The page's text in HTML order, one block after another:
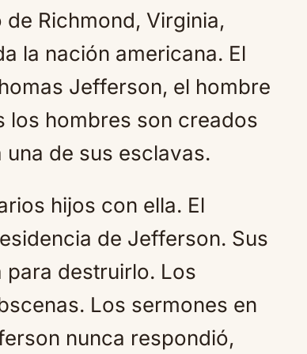
Richmond, Virginia,
la nación americana. El
Jefferson, el hombre
los hombres son creados
de sus esclavas.
hijos con ella. El
de Jefferson. Sus
destruirlo. Los
Los sermones en
nunca respondió,